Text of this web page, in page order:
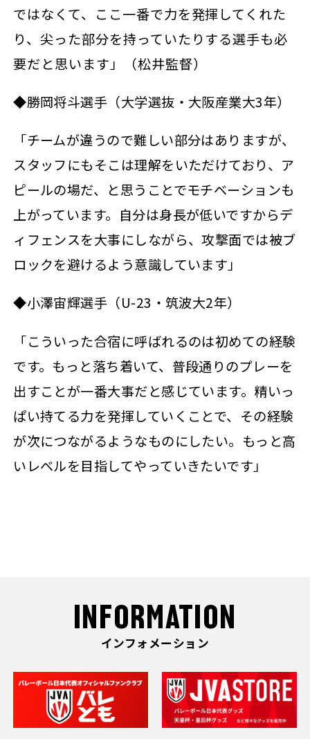
ではなくて、ここ一番で力を発揮してくれた
り、尖った部分を持っていたりする選手も必
要だと思います」（松井監督）
◆勝岡将斗選手（大学選抜・大阪産業大3年）
「チームが違うので難しい部分はありますが、
スタッフにもそこは理解をいただけており、ア
ピールの場だ、と思うことでモチベーションも
上がっています。自分は身長が低いですからデ
ィフェンスを大事にしながら、攻撃面では被ブ
ロックを避けるよう意識しています」
◆小澤宙輝選手（U-23・筑波大2年）
「こういった合宿に呼ばれるのは初めての経験
です。もっと落ち着いて、普段通りのプレーを
出すことが一番大事だと感じています。精いっ
ぱい持てる力を発揮していくことで、その経験
が次につながるようなものにしたい。もっと高
いレベルを目指してやっていきたいです」
INFORMATION
インフォメーション